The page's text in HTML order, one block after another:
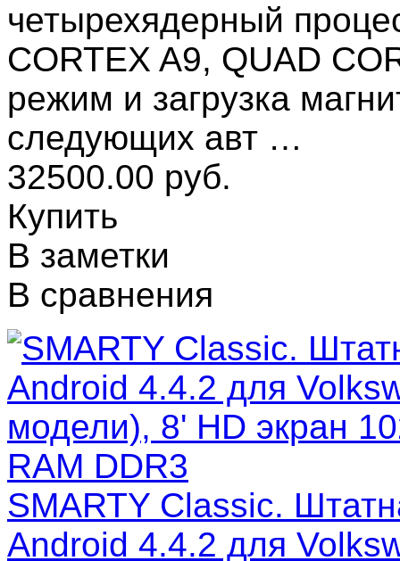
четырехядерный
CORTEX A9, QUAD
режим и загрузка
следующих авт …
32500.00 руб.
Купить
В заметки
В сравнения
SMARTY Classic.
Android 4.4.2 для